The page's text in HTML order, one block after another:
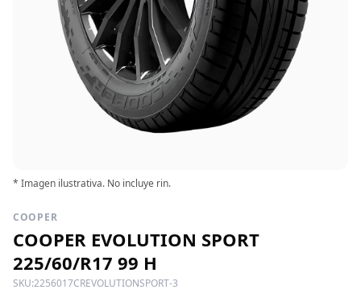
* Imagen ilustrativa. No incluye rin.
COOPER
COOPER EVOLUTION SPORT
225/60/R17 99 H
SKU:2256017CREVOLUTIONSPORT-3